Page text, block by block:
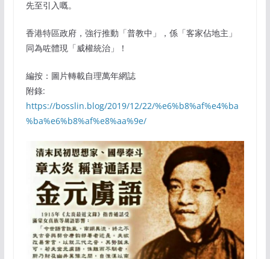
先至引入嘅。
香港特區政府，強行推動「普教中」，係「客家佔地主」
同為咗體現「威權統治」！
編按：圖片轉載自理萬年網誌
附錄:
https://bosslin.blog/2019/12/22/%e6%b8%af%e4%ba
%ba%e6%b8%af%e8%aa%9e/